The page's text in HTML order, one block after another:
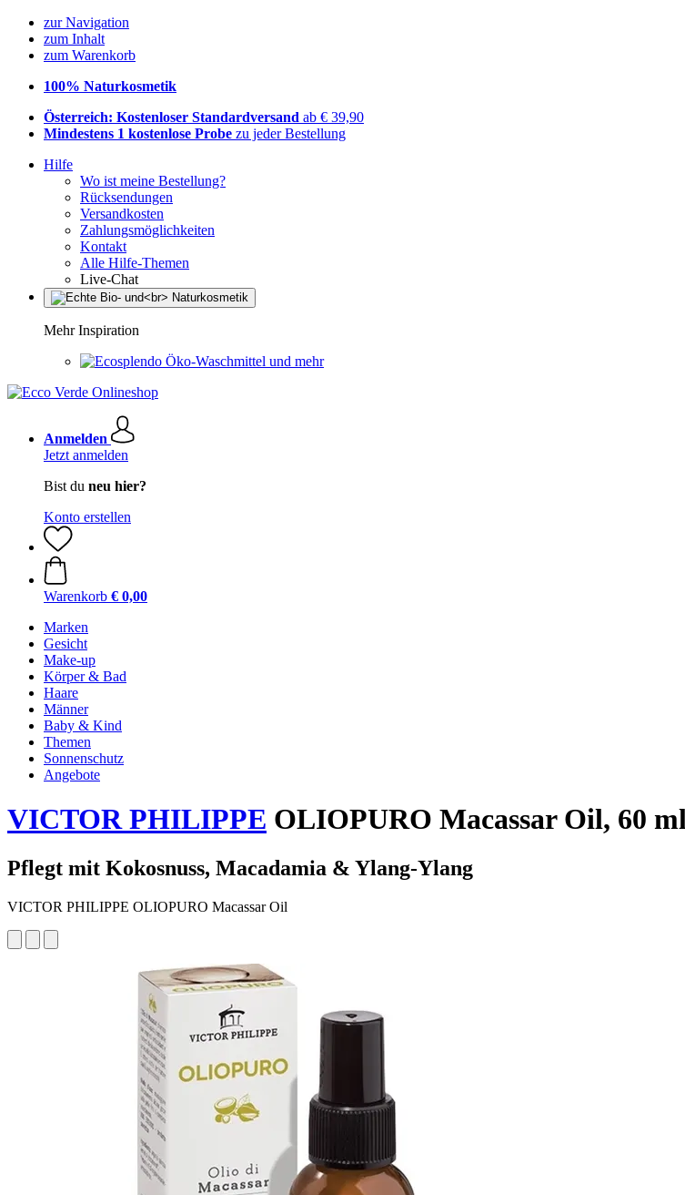
zur Navigation
zum Inhalt
zum Warenkorb
100% Naturkosmetik
Österreich: Kostenloser Standardversand ab € 39,90
Mindestens 1 kostenlose Probe zu jeder Bestellung
Hilfe
Wo ist meine Bestellung?
Rücksendungen
Versandkosten
Zahlungsmöglichkeiten
Kontakt
Alle Hilfe-Themen
Live-Chat
Mehr Inspiration
Öko-Waschmittel und mehr
Anmelden
Jetzt anmelden
Bist du neu hier?
Konto erstellen
Warenkorb € 0,00
Marken
Gesicht
Make-up
Körper & Bad
Haare
Männer
Baby & Kind
Themen
Sonnenschutz
Angebote
VICTOR PHILIPPE OLIOPURO Macassar Oil, 60
Pflegt mit Kokosnuss, Macadamia & Ylang-Ylang
VICTOR PHILIPPE OLIOPURO Macassar Oil